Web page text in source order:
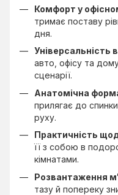
Комфорт у
тримає поставу
дня.
Універсальність
авто, офісу та
сценарії.
Анатомічна
прилягає до
руху.
Практичність
її з собою в
кімнатами.
Розвантаження
тазу й попереку